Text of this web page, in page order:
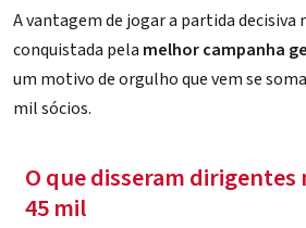
A vantagem de jogar a partida decisiva
conquistada pela melhor campanha
um motivo de orgulho que vem se
mil sócios.
O que disseram dirigentes
45 mil